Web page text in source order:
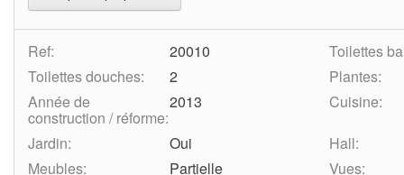
Ref: 20010
Toilettes
Toilettes douches:
2
Plantes:
Année de
construction / réforme:
2013
Cuisine:
Jardin:
Oui
Hall:
Meubles:
Partielle
Vues: